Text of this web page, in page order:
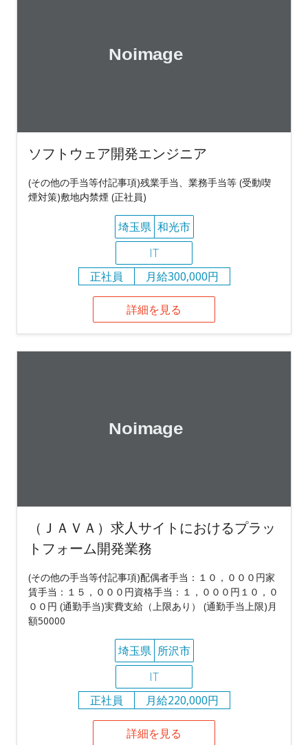
ソフトウェア開発エンジニア
(その他の手当等付記事項)残業手当、業務手当等 (受動喫
煙対策)敷地内禁煙 (正社員)
埼玉県 和光市
IT
正社員
月給300,000円
詳細を見る
（ＪＡＶＡ）求人サイトにおけるプラッ
トフォーム開発業務
(その他の手当等付記事項)配偶者手当：１０，０００円家
賃手当：１５，０００円資格手当：１，０００円１０，０
００円 (通勤手当)実費支給（上限あり） (通勤手当上限)月
額50000
埼玉県 所沢市
IT
正社員
月給220,000円
詳細を見る